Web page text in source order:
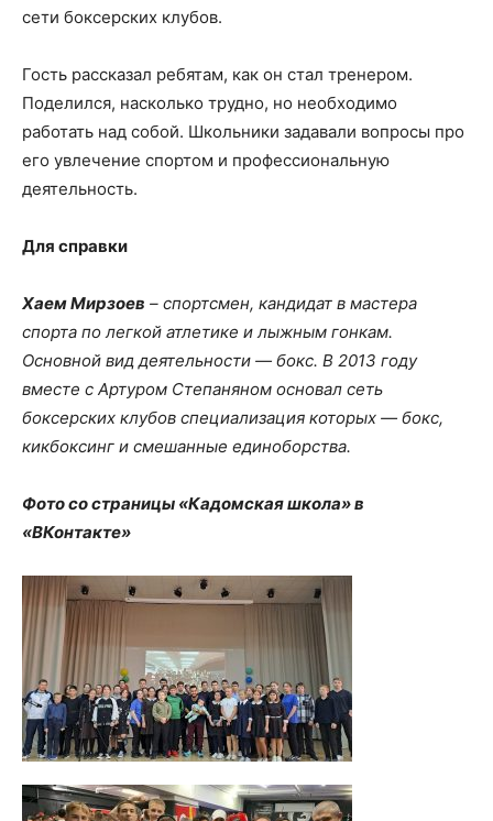
сети боксерских клубов.
Гость рассказал ребятам, как он стал тренером.
Поделился, насколько трудно, но необходимо
работать над собой. Школьники задавали вопросы про
его увлечение спортом и профессиональную
деятельность.
Для справки
Хаем Мирзоев – спортсмен, кандидат в мастера
спорта по легкой атлетике и лыжным гонкам.
Основной вид деятельности — бокс. В 2013 году
вместе с Артуром Степаняном основал сеть
боксерских клубов специализация которых — бокс,
кикбоксинг и смешанные единоборства.
Фото со страницы «Кадомская школа» в
«ВКонтакте»